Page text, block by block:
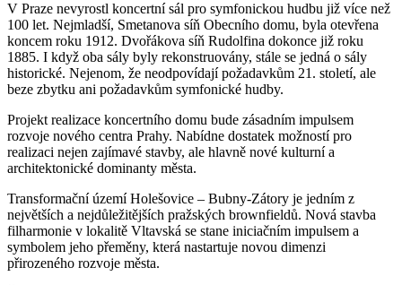
V Praze nevyrostl koncertní sál pro symfonickou hudbu již více než
100 let. Nejmladší, Smetanova síň Obecního domu, byla otevřena
koncem roku 1912. Dvořákova síň Rudolfina dokonce již roku
1885. I když oba sály byly rekonstruovány, stále se jedná o sály
historické. Nejenom, že neodpovídají požadavkům 21. století, ale
beze zbytku ani požadavkům symfonické hudby.
Projekt realizace koncertního domu bude zásadním impulsem
rozvoje nového centra Prahy. Nabídne dostatek možností pro
realizaci nejen zajímavé stavby, ale hlavně nové kulturní a
architektonické dominanty města.
Transformační území Holešovice – Bubny-Zátory je jedním z
největších a nejdůležitějších pražských brownfieldů. Nová stavba
filharmonie v lokalitě Vltavská se stane iniciačním impulsem a
symbolem jeho přeměny, která nastartuje novou dimenzi
přirozeného rozvoje města.